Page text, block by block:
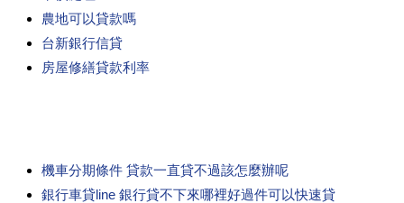
農地可以貸款嗎
台新銀行信貸
房屋修繕貸款利率
機車分期條件 貸款一直貸不過該怎麼辦呢
銀行車貸line 銀行貸不下來哪裡好過件可以快速貸